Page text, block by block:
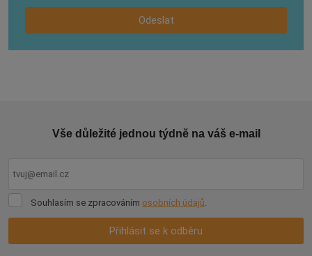
zpracováním
Odeslat
Vše důležité jednou týdně na váš e-mail
Souhlasím
Souhlasím se zpracováním osobních údajů.
Přihlásit se k odběru